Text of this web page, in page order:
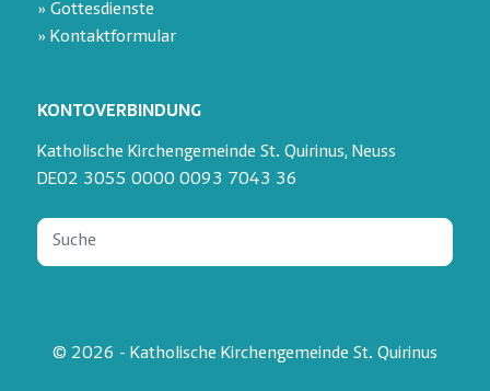
» Gottesdienste
» Kontaktformular
KONTOVERBINDUNG
Katholische Kirchengemeinde St. Quirinus, Neuss
DE02 3055 0000 0093 7043 36
© 2026 - Katholische Kirchengemeinde St. Quirinus